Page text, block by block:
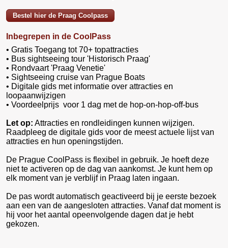
Bestel hier de Praag Coolpass
Inbegrepen in de CoolPass
• Gratis Toegang tot 70+ topattracties
• Bus sightseeing tour 'Historisch Praag'
• Rondvaart 'Praag Venetie'
• Sightseeing cruise van Prague Boats
• Digitale gids met informatie over attracties en
loopaanwijzigen
• Voordeelprijs voor 1 dag met de hop-on-hop-off-bus
Let op: Attracties en rondleidingen kunnen wijzigen.
Raadpleeg de digitale gids voor de meest actuele lijst van
attracties en hun openingstijden.
De Prague CoolPass is flexibel in gebruik. Je hoeft deze
niet te activeren op de dag van aankomst. Je kunt hem op
elk moment van je verblijf in Praag laten ingaan.
De pas wordt automatisch geactiveerd bij je eerste bezoek
aan een van de aangesloten attracties. Vanaf dat moment is
hij voor het aantal opeenvolgende dagen dat je hebt
gekozen.